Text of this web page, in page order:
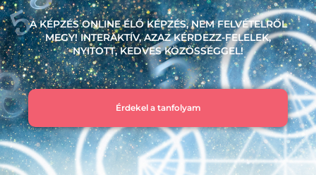
A KÉPZÉS ONLINE ÉLŐ KÉPZÉS, NEM FELVÉTELRŐL
MEGY! INTERAKTÍV, AZAZ KÉRDEZZ-FELELEK,
NYITOTT, KEDVES KÖZÖSSÉGGEL!
Érdekel a tanfolyam